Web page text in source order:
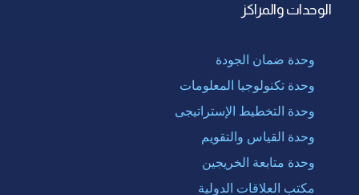
الوحدات والمراكز
وحدة ضمان الجودة
وحدة تكنولوجيا المعلومات
وحدة التخطيط الإستراتيجى
وحدة القياس والتقويم
وحدة متابعة الخريجين
مكتب العلاقات الدولية